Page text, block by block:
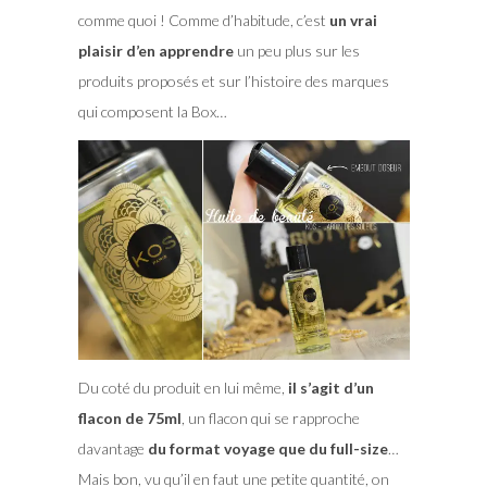
comme quoi ! Comme d’habitude, c’est un vrai
plaisir d’en apprendreun peu plus sur les
produits proposés et sur l’histoire des marques
qui composent la Box…
Du coté du produit en lui même, il s’agit d’un
flacon de 75ml, un flacon qui se rapproche
davantage du format voyage que du full-size…
Mais bon, vu qu’il en faut une petite quantité, on